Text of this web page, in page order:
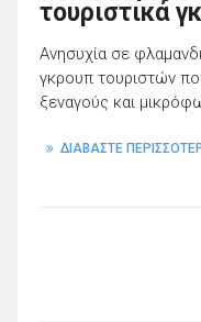
τουριστικά
Ανησυχία σε
γκρουπ τουριστών
ξεναγούς και
ΔΙΑΒΑΣΤΕ